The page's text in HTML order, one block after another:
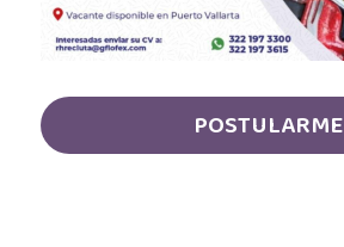
Asesor comercial
Asesor de creditoPOSTULARME